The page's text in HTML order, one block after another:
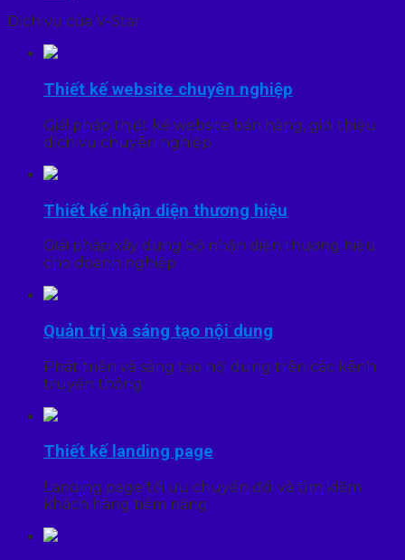
Dịch vụ của V-Star
Thiết kế website chuyên nghiệp
Giải pháp thiết kế website bán hàng, giới thiệu
dịch vụ chuyên nghiệp
Thiết kế nhận diện thương hiệu
Giải pháp xây dựng bộ nhận diện thương hiệu
cho doanh nghiệp
Quản trị và sáng tạo nội dung
Phát triển và sáng tạo nội dung trên các kênh
truyền thông
Thiết kế landing page
Landing page tối ưu chuyển đổi và tìm kiếm
khách hàng tiềm năng